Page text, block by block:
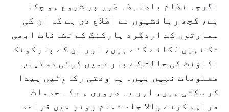
اگرچہ نظام باضابطہ طور پر شروع ہو چکا
ہے، کچھ رہائشیوں نے اطلاع دی ہے کہ ان کی
عمارتوں کے اردگرد پارکنگ کے نشانات ابھی
تک نہیں لگائے گئے ہیں، اور ان کے پارکونک
اکاؤنٹ کی حالت کے بارے میں کوئی دستیاب
معلومات نہیں ہیں۔ یہ وقتی رکاوٹیں پیدا
کر سکتی ہیں، اور یہ ضروری ہے کہ خدمات
فراہم کرنے والا جلد تمام زونز میں قواعد